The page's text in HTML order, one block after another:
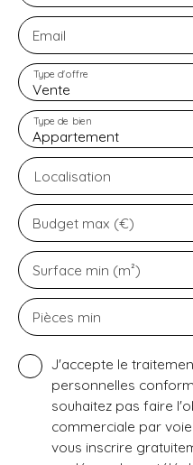
Email
Vente
Type d'offre
Appartement
Type de bien
Localisation
Budget max (€)
Surface min (m²)
Pièces min
J'accepte le
personnelles
souhaitez pas faire
commerciale par
vous inscrire